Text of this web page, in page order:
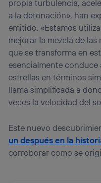
propia turbulencia,
a la detonación», han
emitido. «Estamos
mejorar la mezcla de
que se transforma en
esencialmente conduce
estrellas en términos
llama simplificada a
veces la velocidad del
Este nuevo
un después en la
corroborar como se